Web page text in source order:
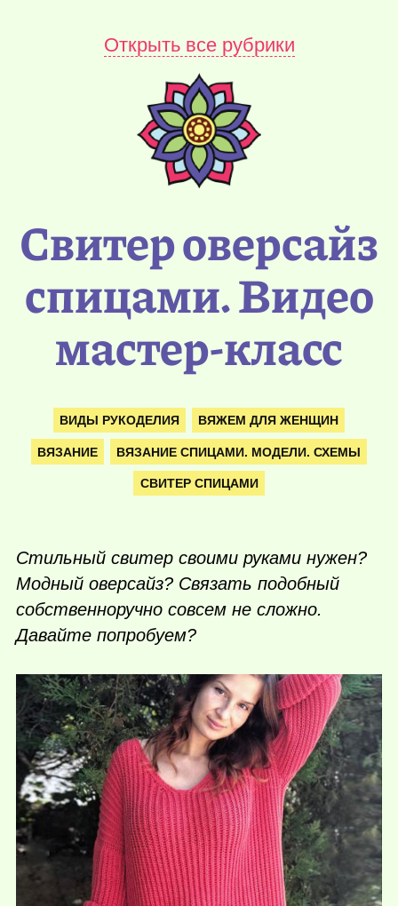
Открыть все рубрики
Свитер оверсайз
спицами. Видео
мастер-класс
ВИДЫ РУКОДЕЛИЯ ВЯЖЕМ ДЛЯ ЖЕНЩИН
ВЯЗАНИЕ ВЯЗАНИЕ СПИЦАМИ. МОДЕЛИ. СХЕМЫ
СВИТЕР СПИЦАМИ
Стильный свитер своими руками нужен?
Модный оверсайз? Связать подобный
собственноручно совсем не сложно.
Давайте попробуем?